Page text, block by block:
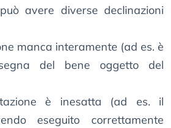
avere diverse declinazioni
manca interamente (ad es. è
del bene oggetto del
è inesatta (ad es. il
eseguito correttamente